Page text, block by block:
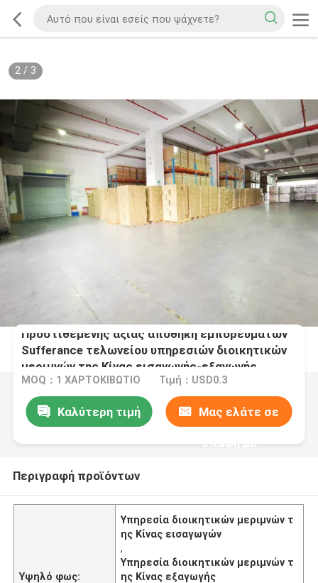
2/ 3
Προστιθεμένης αξίας αποθήκη εμπορευμάτων
Sufferance τελωνείου υπηρεσιών διοικητικών
μεριμνών της Κίνας εισαγωγής-εξαγωγής
MOQ：1 ΧΑΡΤΟΚΙΒΩΤΙΟ Τιμή：USD0.3
Καλύτερη τιμή Μας ελάτε σε
επαφή με
Περιγραφή προϊόντων
Υψηλό φως:
Υπηρεσία διοικητικών μεριμνών τ
ης Κίνας εισαγωγών
,
Υπηρεσία διοικητικών μεριμνών τ
ης Κίνας εξαγωγής